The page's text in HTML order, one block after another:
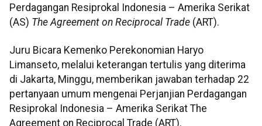
Perdagangan Resiprokal Indonesia – Amerika Serikat
(AS) The Agreement on Reciprocal Trade (ART).
Juru Bicara Kemenko Perekonomian Haryo
Limanseto, melalui keterangan tertulis yang diterima
di Jakarta, Minggu, memberikan jawaban terhadap 22
pertanyaan umum mengenai Perjanjian Perdagangan
Resiprokal Indonesia – Amerika Serikat The
Agreement on Reciprocal Trade (ART).